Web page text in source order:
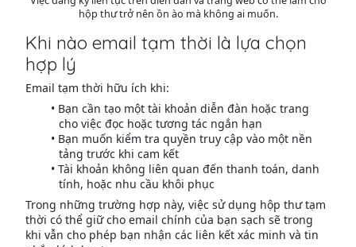
hộp thư trở nên ồn ào mà không ai muốn.
Khi nào email tạm thời là lựa chọn
hợp lý
Email tạm thời hữu ích khi:
Bạn cần tạo một tài khoản diễn đàn hoặc trang
cho việc đọc hoặc tương tác ngắn hạn
Bạn muốn kiểm tra quyền truy cập vào một nền
tảng trước khi cam kết
Tài khoản không liên quan đến thanh toán, danh
tính, hoặc nhu cầu khôi phục
Trong những trường hợp này, việc sử dụng hộp thư tạm
thời có thể giữ cho email chính của bạn sạch sẽ trong
khi vẫn cho phép bạn nhận các liên kết xác minh và tin